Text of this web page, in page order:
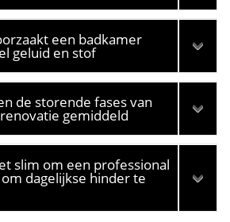
een badkamer
geluid en stof
de storende fases van
gemiddeld
slim om een professional
dagelijkse hinder te